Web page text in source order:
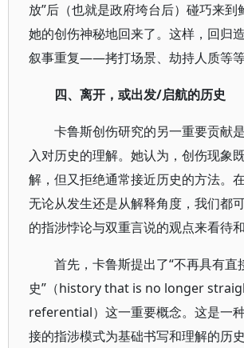
放”后（也就是政府垮台后）碰巧来到
她的创伤神秘地回来了。这样，回归
叙事重复——拷打场景、劫持人质等
四、离开，或出发/启航的历史
卡鲁斯创伤研究的另一重要贡献
入对历史的理解。她认为，创伤现象
解，但又拒绝通常接近历史的方法。
无论从发生还是从解释角度，我们都
的指涉悖论与双重言说的观点来看待和
首先，卡鲁斯提出了“不再具有直
史”（history that is no longer
referential）这一重要概念。这是一
接的指涉模式为基础书写和理解的历